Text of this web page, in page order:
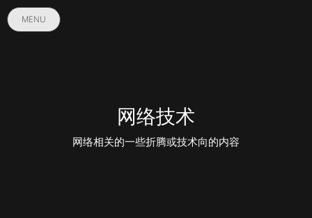
MENU
网络技术
网络相关的一些折腾或技术向的内容